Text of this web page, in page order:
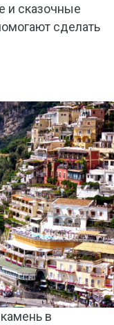
и сказочные
сделать
в